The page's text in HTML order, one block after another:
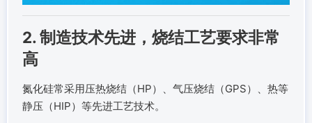
2. 制造技术先进，烧结工艺要求非常
高
氮化硅常采用压热烧结（HP）、气压烧结（GPS）、热等
静压（HIP）等先进工艺技术。